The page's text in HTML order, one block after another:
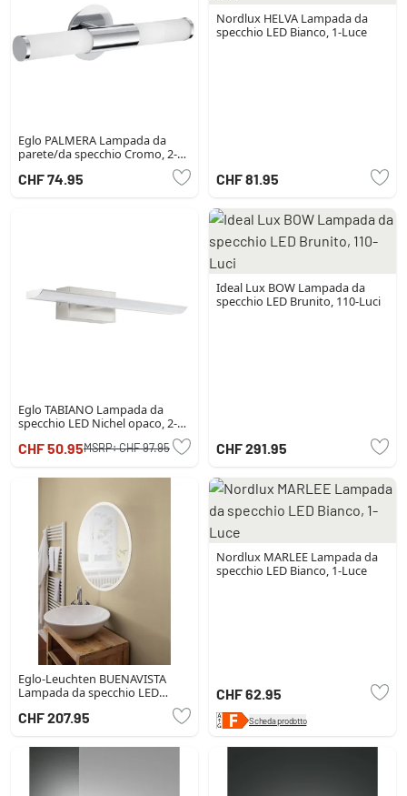
Eglo PALMERA Lampada da
parete/da specchio Cromo, 2-
CHF 74.95
Nordlux HELVA Lampada da
specchio LED Bianco, 1-Luce
CHF 81.95
Eglo TABIANO Lampada da
specchio LED Nichel opaco, 2-
CHF 50.95MSRP:CHF 97.95
Ideal Lux BOW Lampada da
specchio LED Brunito, 110-Luci
CHF 291.95
Eglo-Leuchten BUENAVISTA
Lampada da specchio LED
CHF 207.95
Nordlux MARLEE Lampada da
specchio LED Bianco, 1-Luce
CHF 62.95
Scheda prodotto